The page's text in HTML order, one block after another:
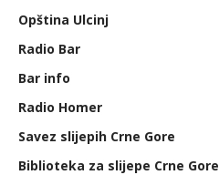
Opština Ulcinj
Radio Bar
Bar info
Radio Homer
Savez slijepih Crne Gore
Biblioteka za slijepe Crne Gore